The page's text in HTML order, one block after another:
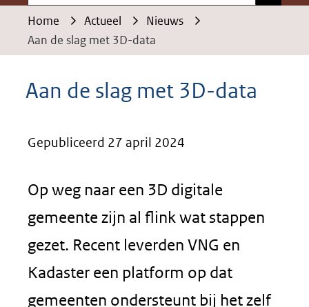
Home Actueel
Nieuws
Aan de slag met 3D-data
Aan de slag met 3D-data
Gepubliceerd 27 april 2024
Op weg naar een 3D digitale
gemeente zijn al flink wat stappen
gezet. Recent leverden VNG en
Kadaster een platform op dat
gemeenten ondersteunt bij het zelf